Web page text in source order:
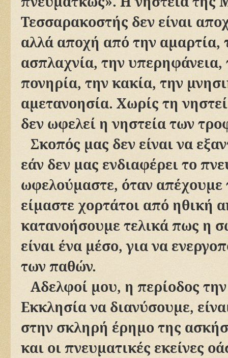
Τεσσαρακοστής δεν είναι
αλλά αποχή από την αμαρτία,
ασπλαχνία, την υπερηφάνεια,
πονηρία, την κακία, την
αμετανοησία. Χωρίς τη
δεν ωφελεί η νηστεία των
Σκοπός μας δεν είναι να
εάν δεν μας ενδιαφέρει το
ωφελούμαστε, όταν απέχουμε
είμαστε χορτάτοι από ηθική
κατανοήσουμε τελικά πως η
είναι ένα μέσο, για να
των παθών.
Αδελφοί μου, η περίοδος
Εκκλησία να διανύσουμε,
στην σκληρή έρημο της
και οι πνευματικές εκείνες